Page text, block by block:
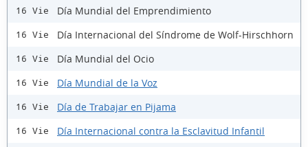
16 Vie Día Mundial del Emprendimiento
16 Vie Día Internacional del Síndrome de Wolf-Hirschhorn
16 Vie Día Mundial del Ocio
16 Vie Día Mundial de la Voz
16 Vie Día de Trabajar en Pijama
16 Vie Día Internacional contra la Esclavitud Infantil